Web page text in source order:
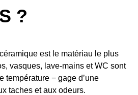
?
est le matériau le plus
vasques, lave-mains et WC sont
température − gage d’une
taches et aux odeurs.